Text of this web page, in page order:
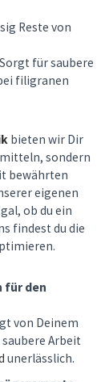
Reste von
Sorgt für saubere
filigranen
bieten wir Dir
sondern
bewährten
eigenen
ob du ein
findest du die
für den
von Deinem
Arbeit
unerlässlich.